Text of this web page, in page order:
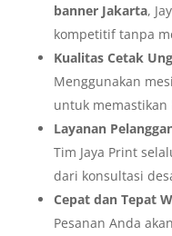
banner Jakarta,
kompetitif tanpa
Kualitas Cetak
Menggunakan
untuk
Layanan
Tim Jaya Print
dari konsultasi
Cepat dan Tepat
Pesanan Anda